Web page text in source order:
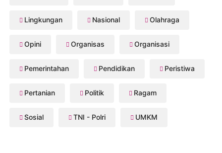
Lingkungan Nasional Olahraga
Opini Organisas Organisasi
Pemerintahan Pendidikan Peristiwa
Pertanian Politik Ragam
Sosial TNI - Polri UMKM